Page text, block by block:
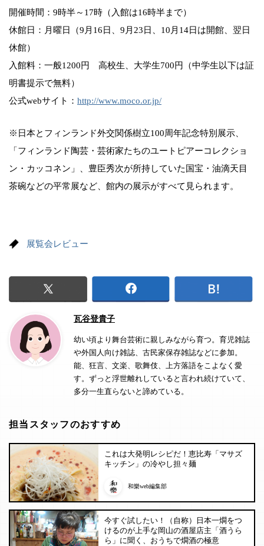
開催時間：9時半～17時（入館は16時半まで）
休館日：月曜日（9月16日、9月23日、10月14日は開館、翌日
休館）
入館料：一般1200円 高校生、大学生700円（中学生以下は証
明書提示で無料）
公式webサイト： http://www.moco.or.jp/
※日本とフィンランド外交関係樹立100周年記念特別展示、
「フィンランド陶芸・芸術家たちのユートピアーコレクショ
ン・カッコネン」、豊臣秀次が所持していた国宝・油滴天目
茶碗などの平常展など、館内の展示がすべて見られます。
展覧会レビュー
瓦谷登貴子
幼い頃より舞台芸術に親しみながら育つ。育児雑誌
や外国人向け雑誌、古民家保存雑誌などに参加。
能、狂言、文楽、歌舞伎、上方落語をこよなく愛
す。ずっと浮世離れしていると言われ続けていて、
多分一生直らないと諦めている。
担当スタッフのおすすめ
これは大発明レシピだ！恵比寿「マサズ
キッチン」の冷やし担々麺
和樂web編集部
今すぐ試したい！（自称）日本一燗をつ
けるのが上手な岡山の酒屋店主「酒うら
ら」に聞く、おうちで燗酒の極意